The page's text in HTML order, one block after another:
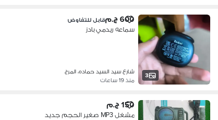
3
600 ج.م قابل للتفاوض
سماعه ريدمي بادز
شارع سيد السيد حماده، المرج
منذ 19 ساعات
150 ج.م
مشغل MP3 صغير الحجم جديد